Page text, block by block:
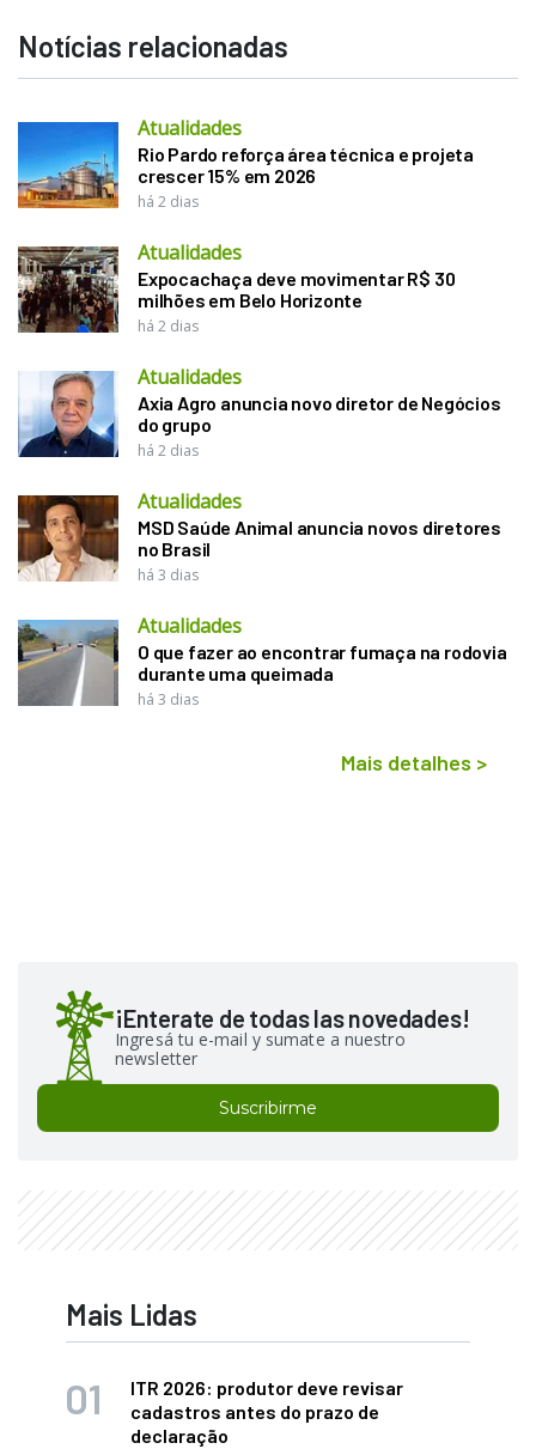
Notícias relacionadas
Atualidades
Rio Pardo reforça área técnica e projeta
crescer 15% em 2026
há 2 dias
Atualidades
Expocachaça deve movimentar R$ 30
milhões em Belo Horizonte
há 2 dias
Atualidades
Axia Agro anuncia novo diretor de Negócios
do grupo
há 2 dias
Atualidades
MSD Saúde Animal anuncia novos diretores
no Brasil
há 3 dias
Atualidades
O que fazer ao encontrar fumaça na rodovia
durante uma queimada
há 3 dias
Mais detalhes >
¡Enterate de todas las novedades!
Ingresá tu e-mail y sumate a nuestro
newsletter
Suscribirme
Mais Lidas
ITR 2026: produtor deve revisar
cadastros antes do prazo de
declaração